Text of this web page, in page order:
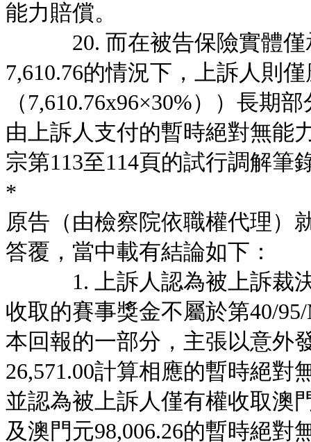
能力賠償。
20. 而在被告保險實體僅
7,610.76的情況下，上訴人則
（7,610.76x96×30%））長期
由上訴人支付的暫時絕對無能
宗第113至114頁的試行調解筆
*
原告（由檢察院依職權代理）
答覆，當中載有結論如下：
1. 上訴人認為被上訴裁決
收取的賽事獎金不屬於第40/
本回報的一部分，主張以意外
26,571.00計算相應的暫時絕
並認為被上訴人僅有權收取澳
及澳門元98,006.26的暫時絕